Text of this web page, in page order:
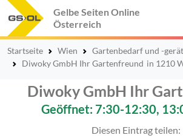
Gelbe Seiten Online
Österreich
Startseite Wien
Gartenbedarf und -
Diwoky GmbH Ihr Gartenfreund in 1210
Diwoky GmbH Ihr
Geöffnet: 7:30-12:30,
Diesen Eintrag teilen: